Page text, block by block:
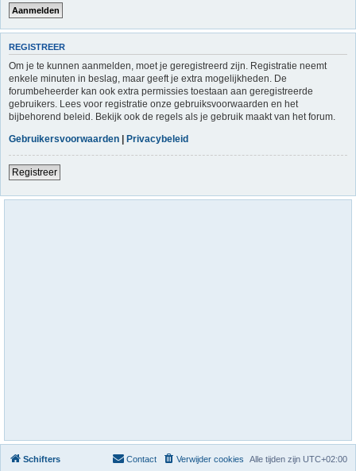
REGISTREER
Om je te kunnen aanmelden, moet je geregistreerd zijn. Registratie neemt
enkele minuten in beslag, maar geeft je extra mogelijkheden. De
forumbeheerder kan ook extra permissies toestaan aan geregistreerde
gebruikers. Lees voor registratie onze gebruiksvoorwaarden en het
bijbehorend beleid. Bekijk ook de regels als je gebruik maakt van het forum.
Gebruikersvoorwaarden | Privacybeleid
Registreer
Schifters Alle tijden zijn UTC+02:00
Verwijder cookies
Contact